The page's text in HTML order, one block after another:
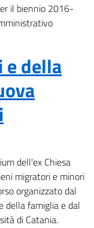
il biennio 2016-
e della
dell'ex Chiesa
migratori e minori
organizzato dal
della famiglia e dal
di Catania.